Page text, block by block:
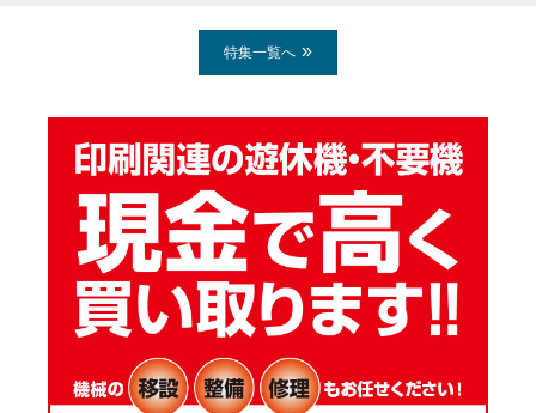
特集一覧へ